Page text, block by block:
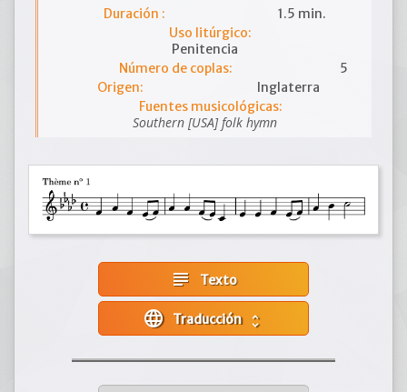
Duración :
1.5 min.
Uso litúrgico:
Penitencia
Número de coplas:
5
Origen:
Inglaterra
Fuentes musicológicas:
Southern [USA] folk hymn
subject Texto
language unfold_more